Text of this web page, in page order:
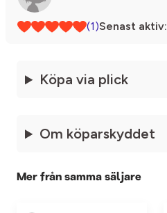
(1)Senast aktiv:
Köpa via plick
Om köparskyddet
Mer från samma säljare